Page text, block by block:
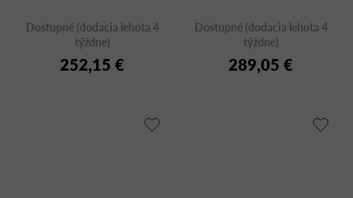
Dostupné (dodacia lehota 4
týždne)
252,15 €
Dostupné (dodacia lehota 4
týždne)
289,05 €